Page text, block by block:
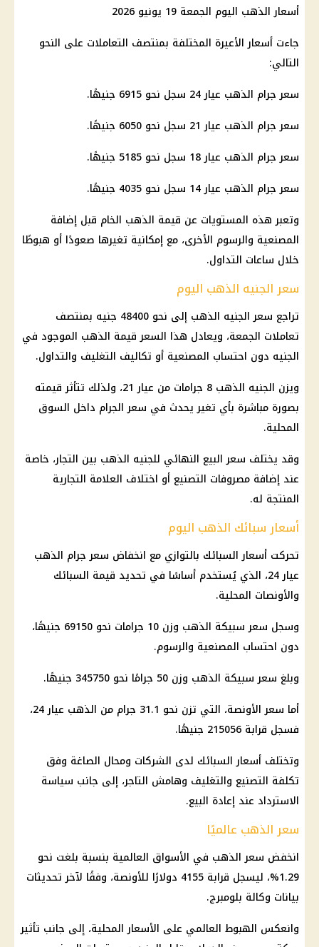
أسعار الذهب اليوم الجمعة 19 يونيو 2026
جاءت أسعار الأعيرة المختلفة بمنتصف التعاملات على النحو
التالي:
سعر جرام الذهب عيار 24 سجل نحو 6915 جنيهًا.
سعر جرام الذهب عيار 21
سجل نحو 6050 جنيهًا.
سعر جرام الذهب عيار 18
سجل نحو 5185 جنيهًا.
سعر جرام الذهب عيار 14
سجل نحو 4035 جنيهًا.
وتعبر هذه المستويات عن قيمة الذهب الخام قبل إضافة
المصنعية والرسوم الأخرى، مع إمكانية تغيرها صعودًا أو هبوطًا
خلال ساعات التداول.
سعر الجنيه الذهب اليوم
تراجع سعر الجنيه الذهب
إلى نحو 48400 جنيه بمنتصف
تعاملات الجمعة، ويعادل هذا السعر قيمة الذهب الموجود في
الجنيه دون احتساب المصنعية أو تكاليف التغليف والتداول.
ويزن الجنيه الذهب
8 جرامات من عيار 21، ولذلك تتأثر قيمته
بصورة مباشرة بأي تغير يحدث في سعر الجرام داخل السوق
المحلية.
وقد يختلف سعر البيع النهائي للجنيه الذهب بين التجار، خاصة
عند إضافة مصروفات التصنيع أو اختلاف العلامة التجارية
المنتجة له.
أسعار سبائك الذهب اليوم
تحركت أسعار السبائك بالتوازي مع انخفاض سعر جرام الذهب
عيار 24
، الذي يُستخدم أساسًا في تحديد قيمة السبائك
والأونصات المحلية.
وسجل سعر سبيكة الذهب
وزن 10 جرامات نحو 69150 جنيهًا،
دون احتساب المصنعية والرسوم.
وبلغ سعر سبيكة الذهب وزن 50 جرامًا نحو 345750 جنيهًا.
أما سعر الأونصة، التي تزن نحو 31.1 جرام من
الذهب
عيار 24،
فسجل قرابة 215056 جنيهًا.
وتختلف أسعار السبائك لدى الشركات ومحال الصاغة وفق
تكلفة التصنيع والتغليف وهامش التاجر، إلى جانب سياسة
الاسترداد عند إعادة البيع.
سعر الذهب عالميًا
انخفض سعر الذهب في الأسواق العالمية بنسبة بلغت نحو
1.29%، ليسجل قرابة 4155 دولارًا للأونصة، وفقًا لآخر تحديثات
بيانات وكالة بلومبرج.
وانعكس الهبوط العالمي على الأسعار المحلية، إلى جانب تأثير